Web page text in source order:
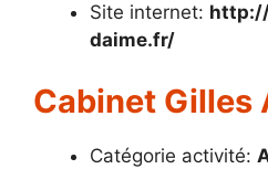
Site internet:
daime.fr/
Cabinet Gilles
Catégorie activité: